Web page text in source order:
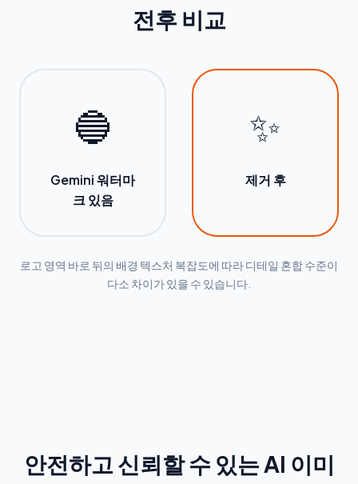
전후 비교
🔵
Gemini 워터마
크 있음
✨
제거 후
로고 영역 바로 뒤의 배경 텍스처 복잡도에 따라 디테일 혼합 수준이
다소 차이가 있을 수 있습니다.
안전하고 신뢰할 수 있는 AI 이미